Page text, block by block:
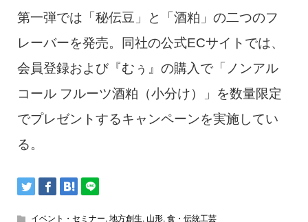
第一弾では「秘伝豆」と「酒粕」の二つのフ
レーバーを発売。同社の公式ECサイトでは、
会員登録および『むぅ』の購入で「ノンアル
コール フルーツ酒粕（小分け）」を数量限定
でプレゼントするキャンペーンを実施してい
る。
イベント・セミナー, 地方創生, 山形, 食・伝統工芸